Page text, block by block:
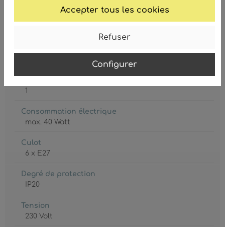
Accepter tous les cookies
Refuser
Configurer
1
Consommation électrique
max. 40 Watt
Culot
6 x E27
Degré de protection
IP20
Tension
230 Volt